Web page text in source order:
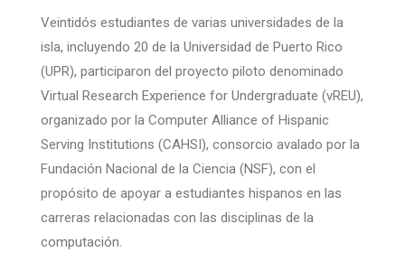
Veintidós estudiantes de varias universidades de la
isla, incluyendo 20 de la Universidad de Puerto Rico
(UPR), participaron del proyecto piloto denominado
Virtual Research Experience for Undergraduate (vREU),
organizado por la Computer Alliance of Hispanic
Serving Institutions (CAHSI), consorcio avalado por la
Fundación Nacional de la Ciencia (NSF), con el
propósito de apoyar a estudiantes hispanos en las
carreras relacionadas con las disciplinas de la
computación.